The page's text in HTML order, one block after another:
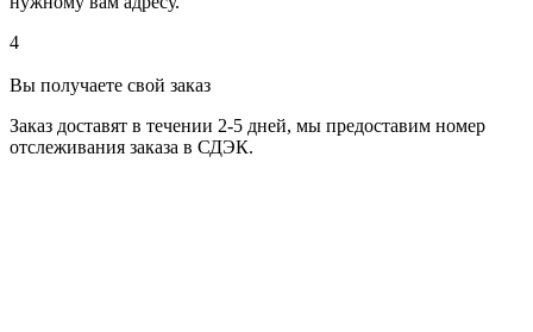
4
Вы получаете свой заказ
Заказ доставят в течении 2-5 дней, мы предоставим номер
отслеживания заказа в СДЭК.